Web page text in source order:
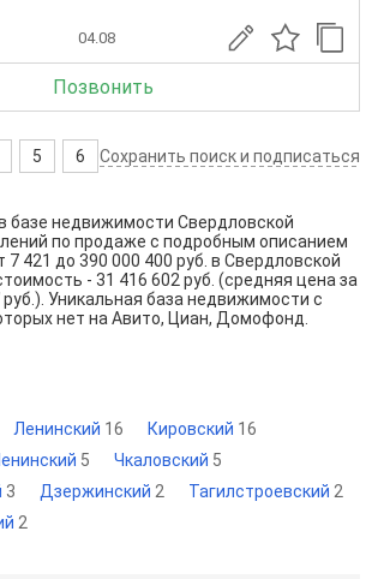
04.08
Позвонить
5 6 Сохранить поиск и подписаться
базе недвижимости Свердловской
по продаже с подробным описанием
7 421 до 390 000 400 руб. в Свердловской
- 31 416 602 руб. (средняя цена за
руб.). Уникальная база недвижимости с
нет на Авито, Циан, Домофонд.
Ленинский 16 Кировский 16
5 Чкаловский 5
3 Дзержинский 2 Тагилстроевский 2
2